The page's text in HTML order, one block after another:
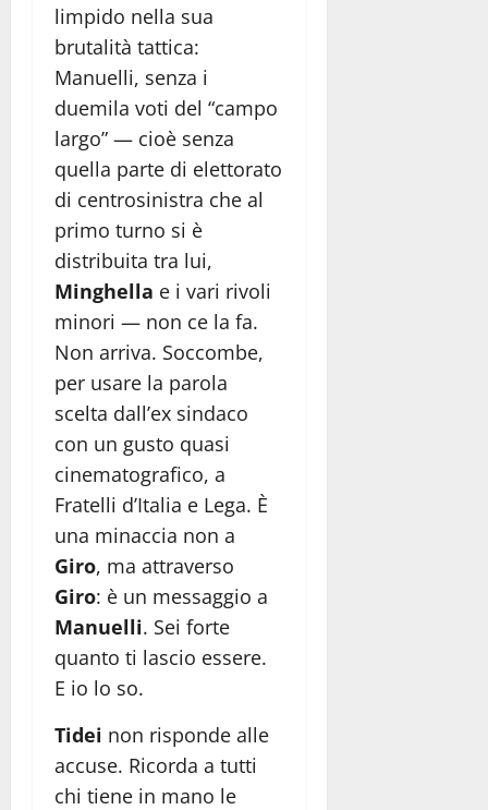
limpido nella sua
brutalità tattica:
Manuelli, senza i
duemila voti del “campo
largo” — cioè senza
quella parte di elettorato
di centrosinistra che al
primo turno si è
distribuita tra lui,
Minghella e i vari rivoli
minori — non ce la fa.
Non arriva. Soccombe,
per usare la parola
scelta dall’ex sindaco
con un gusto quasi
cinematografico, a
Fratelli d’Italia e Lega. È
una minaccia non a
Giro, ma attraverso
Giro: è un messaggio a
Manuelli. Sei forte
quanto ti lascio essere.
E io lo so.
Tidei non risponde alle
accuse. Ricorda a tutti
chi tiene in mano le